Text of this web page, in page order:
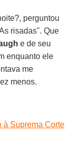
perguntou
risadas". Que
e de seu
enquanto ele
me
menos.
à Suprema Corte